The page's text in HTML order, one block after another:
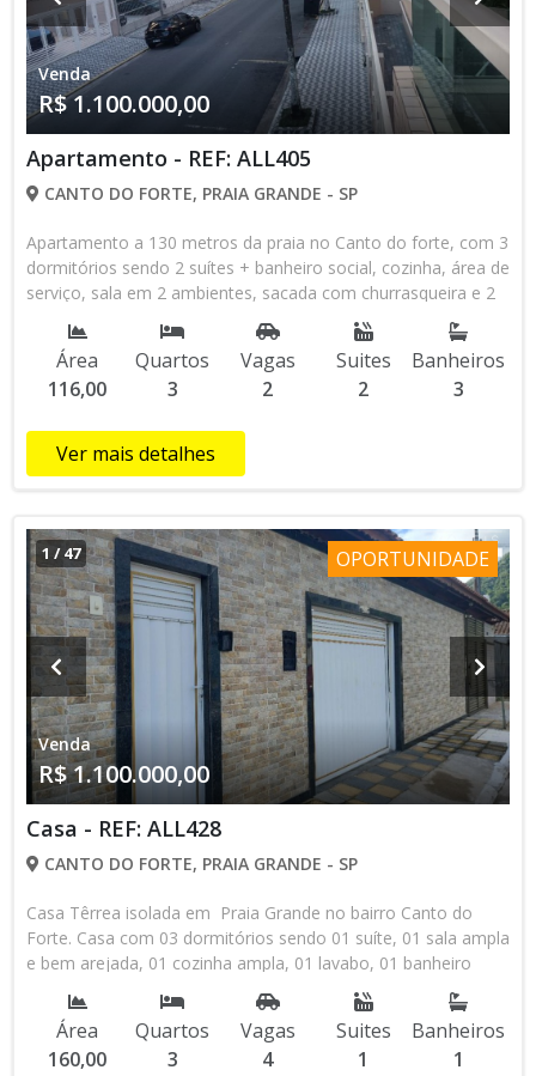
Consulte agora mesmo um de nossos corretores ou agende
sua visita através do WhatsApp (13) 98145-4443 . Venha
conhecer a nossa loja que está localizada na Av. Pres. Castelo
Branco, n° 388 Canto do Forte - Praia Grande/SP, CEP:
11700-800. Os valores e condições de pagamento sujeito a
alteração sem aviso prévio.* Consulte-nos sobre
disponibildiade do imóvel.*
Venda
R$ 1.100.000,00
Apartamento - REF: ALL405
CANTO DO FORTE, PRAIA GRANDE - SP
Apartamento a 130 metros da praia no Canto do forte, com 3
dormitórios sendo 2 suítes + banheiro social, cozinha, área de
serviço, sala em 2 ambientes, sacada com churrasqueira e 2
vagas de garagem demarcada. Òtima localização perto de
padadria, supermercados, sorveteria, restaurantes e escolas.
Agende sua visita através do WhatsApp (13) 98145-4443 Obs.
Consulte sempre a disponibilidade, pois somos intermiadores
Área
116,00
Quartos
3
Vagas
2
Suites
2
Banheiros
3
Ver mais detalhes
1 /47 OPORTUNIDADE
Venda
R$ 1.100.000,00
Casa - REF: ALL428
CANTO DO FORTE, PRAIA GRANDE - SP
Casa Têrrea isolada em Praia Grande no bairro Canto do
Forte. Casa com 03 dormitórios sendo 01 suíte, 01 sala ampla
e bem arejada, 01 cozinha ampla, 01 lavabo, 01 banheiro
social, Piscina, churrasqueira, garragem para 04 carros,
excelente oportuninade, não perca tempo, agende uma visita
com um dos nossos corretorres! Nosso whatsapp 13-98145-
4443 Consulte sempre a disponibilidade e valores, somos
Área
160,00
Quartos
3
Vagas
4
Suites
1
Banheiros
1